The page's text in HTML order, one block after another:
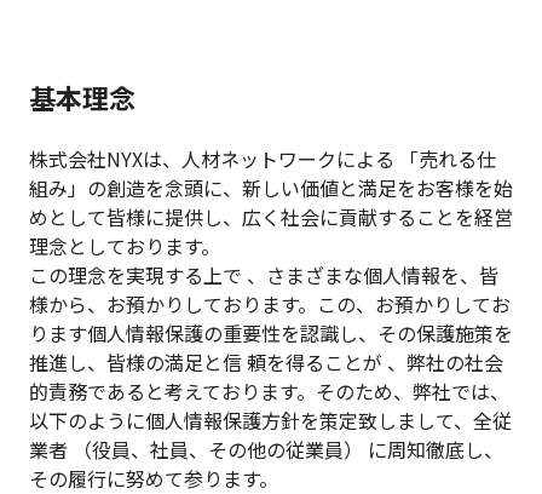
基本理念
株式会社NYXは、人材ネットワークによる 「売れる仕
組み」の創造を念頭に、新しい価値と満足をお客様を始
めとして皆様に提供し、広く社会に貢献することを経営
理念としております。
この理念を実現する上で 、さまざまな個人情報を、皆
様から、お預かりしております。この、お預かりしてお
ります個人情報保護の重要性を認識し、その保護施策を
推進し、皆様の満足と信 頼を得ることが 、弊社の社会
的責務であると考えております。そのため、弊社では、
以下のように個人情報保護方針を策定致しまして、全従
業者 （役員、社員、その他の従業員） に周知徹底し、
その履行に努めて参ります。